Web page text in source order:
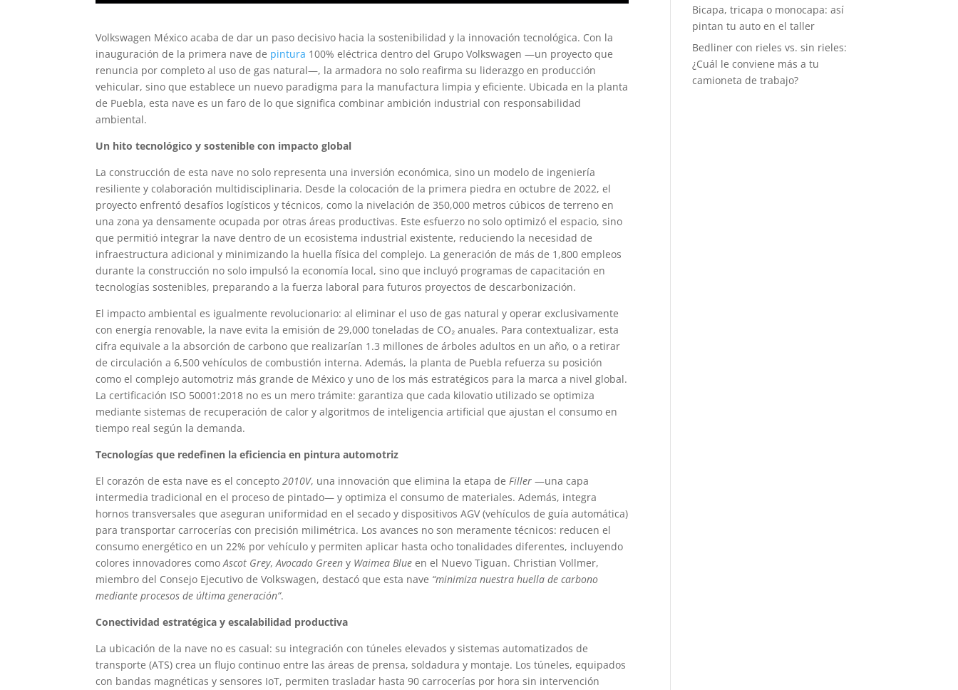
Volkswagen México acaba de dar un paso decisivo hacia la sostenibilidad y la innovación tecnológica. Con la
inauguración de la primera nave de pintura 100% eléctrica dentro del Grupo Volkswagen —un proyecto que
renuncia por completo al uso de gas natural—, la armadora no solo reafirma su liderazgo en producción
vehicular, sino que establece un nuevo paradigma para la manufactura limpia y eficiente. Ubicada en la planta
de Puebla, esta nave es un faro de lo que significa combinar ambición industrial con responsabilidad
ambiental.
Un hito tecnológico y sostenible con impacto global
La construcción de esta nave no solo representa una inversión económica, sino un modelo de ingeniería
resiliente y colaboración multidisciplinaria. Desde la colocación de la primera piedra en octubre de 2022, el
proyecto enfrentó desafíos logísticos y técnicos, como la nivelación de 350,000 metros cúbicos de terreno en
una zona ya densamente ocupada por otras áreas productivas. Este esfuerzo no solo optimizó el espacio, sino
que permitió integrar la nave dentro de un ecosistema industrial existente, reduciendo la necesidad de
infraestructura adicional y minimizando la huella física del complejo. La generación de más de 1,800 empleos
durante la construcción no solo impulsó la economía local, sino que incluyó programas de capacitación en
tecnologías sostenibles, preparando a la fuerza laboral para futuros proyectos de descarbonización.
El impacto ambiental es igualmente revolucionario: al eliminar el uso de gas natural y operar exclusivamente
con energía renovable, la nave evita la emisión de 29,000 toneladas de CO₂ anuales. Para contextualizar, esta
cifra equivale a la absorción de carbono que realizarían 1.3 millones de árboles adultos en un año, o a retirar
de circulación a 6,500 vehículos de combustión interna. Además, la planta de Puebla refuerza su posición
como el complejo automotriz más grande de México y uno de los más estratégicos para la marca a nivel global.
La certificación ISO 50001:2018 no es un mero trámite: garantiza que cada kilovatio utilizado se optimiza
mediante sistemas de recuperación de calor y algoritmos de inteligencia artificial que ajustan el consumo en
tiempo real según la demanda.
Tecnologías que redefinen la eficiencia en pintura automotriz
El corazón de esta nave es el concepto2010V, una innovación que elimina la etapa deFiller —una capa
intermedia tradicional en el proceso de pintado— y optimiza el consumo de materiales. Además, integra
hornos transversales que aseguran uniformidad en el secado y dispositivos AGV (vehículos de guía automática)
para transportar carrocerías con precisión milimétrica. Los avances no son meramente técnicos: reducen el
consumo energético en un 22% por vehículo y permiten aplicar hasta ocho tonalidades diferentes, incluyendo
colores innovadores comoAscot Grey,Avocado Green y Waimea Blue en el Nuevo Tiguan. Christian Vollmer,
miembro del Consejo Ejecutivo de Volkswagen, destacó que esta nave “minimiza nuestra huella de carbono
mediante procesos de última generación”.
Conectividad estratégica y escalabilidad productiva
La ubicación de la nave no es casual: su integración con túneles elevados y sistemas automatizados de
transporte (ATS) crea un flujo continuo entre las áreas de prensa, soldadura y montaje. Los túneles, equipados
con bandas magnéticas y sensores IoT, permiten trasladar hasta 90 carrocerías por hora sin intervención
Bicapa, tricapa o monocapa: así
pintan tu auto en el taller
Bedliner con rieles vs. sin rieles:
¿Cuál le conviene más a tu
camioneta de trabajo?